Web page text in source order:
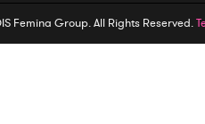
Femina Group. All Rights Reserved.